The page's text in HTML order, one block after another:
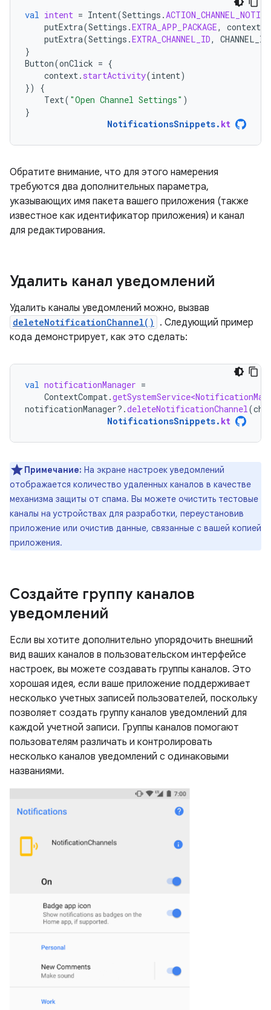
val intent = Intent(Settings .
putExtra(Settings .EXTRA_APP_PACKAGE, context
putExtra(Settings .EXTRA_CHANNEL_ID, CHANNEL_ID
}
Button(onClick = {
context. startActivity(intent)
})
{
Text( "Open Channel Settings" )
}
NotificationsSnippets. kt
Обратите внимание, что для этого намерения
требуются два дополнительных параметра,
указывающих имя пакета вашего приложения (также
известное как идентификатор приложения) и канал
для редактирования.
Удалить канал уведомлений
Удалить каналы уведомлений можно, вызвав
deleteNotificationChannel()
. Следующий пример
кода демонстрирует, как это сделать:
val notificationManager =
ContextCompat.
notificationManager?.deleteNotificationChannel(
NotificationsSnippets. kt
Примечание: На экране настроек уведомлений
отображается количество удаленных каналов в качестве
механизма защиты от спама. Вы можете очистить тестовые
каналы на устройствах для разработки, переустановив
приложение или очистив данные, связанные с вашей копией
приложения.
Создайте группу каналов
уведомлений
Если вы хотите дополнительно упорядочить внешний
вид ваших каналов в пользовательском интерфейсе
настроек, вы можете создавать группы каналов. Это
хорошая идея, если ваше приложение поддерживает
несколько учетных записей пользователей, поскольку
позволяет создать группу каналов уведомлений для
каждой учетной записи. Группы каналов помогают
пользователям различать и контролировать
несколько каналов уведомлений с одинаковыми
названиями.